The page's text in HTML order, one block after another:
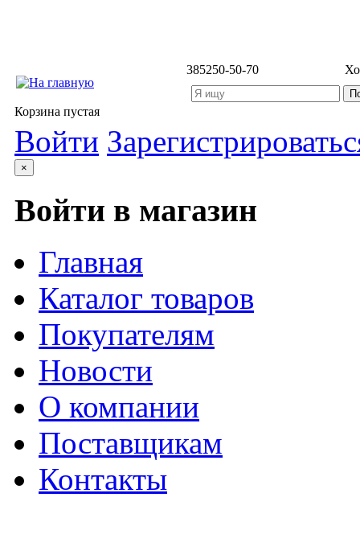
385250-50-70
Корзина пустая
Войти
×
Войти в магазин
Главная
Каталог товаров
Покупателям
Новости
О компании
Поставщикам
Контакты